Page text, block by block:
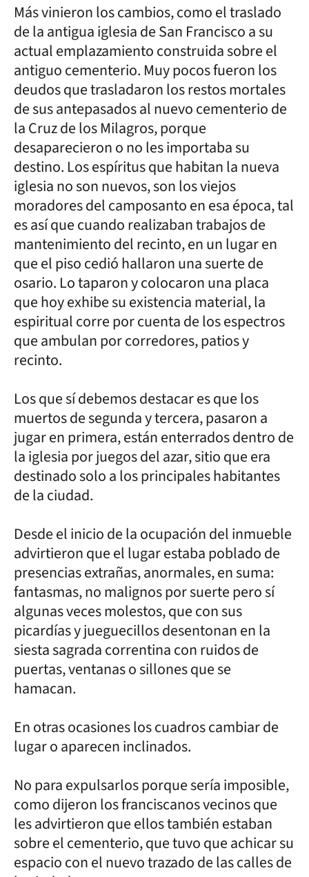
Más vinieron los cambios, como el traslado
de la antigua iglesia de San Francisco a su
actual emplazamiento construida sobre el
antiguo cementerio. Muy pocos fueron los
deudos que trasladaron los restos mortales
de sus antepasados al nuevo cementerio de
la Cruz de los Milagros, porque
desaparecieron o no les importaba su
destino. Los espíritus que habitan la nueva
iglesia no son nuevos, son los viejos
moradores del camposanto en esa época, tal
es así que cuando realizaban trabajos de
mantenimiento del recinto, en un lugar en
que el piso cedió hallaron una suerte de
osario. Lo taparon y colocaron una placa
que hoy exhibe su existencia material, la
espiritual corre por cuenta de los espectros
que ambulan por corredores, patios y
recinto.
Los que sí debemos destacar es que los
muertos de segunda y tercera, pasaron a
jugar en primera, están enterrados dentro de
la iglesia por juegos del azar, sitio que era
destinado solo a los principales habitantes
de la ciudad.
Desde el inicio de la ocupación del inmueble
advirtieron que el lugar estaba poblado de
presencias extrañas, anormales, en suma:
fantasmas, no malignos por suerte pero sí
algunas veces molestos, que con sus
picardías y jueguecillos desentonan en la
siesta sagrada correntina con ruidos de
puertas, ventanas o sillones que se
hamacan.
En otras ocasiones los cuadros cambiar de
lugar o aparecen inclinados.
No para expulsarlos porque sería imposible,
como dijeron los franciscanos vecinos que
les advirtieron que ellos también estaban
sobre el cementerio, que tuvo que achicar su
espacio con el nuevo trazado de las calles de